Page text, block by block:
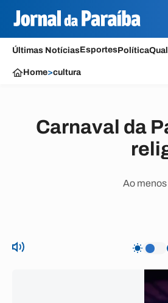
Últimas NotíciasEsportesPolítica
Home>cultura
Carnaval da
Ao